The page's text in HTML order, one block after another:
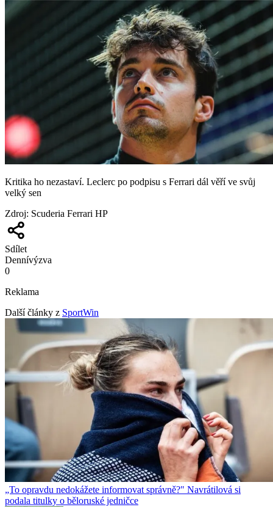
Kritika ho nezastaví. Leclerc po podpisu s Ferrari dál věří ve svůj
velký sen
Zdroj: Scuderia Ferrari HP
Sdílet
Dennívýzva
0
Reklama
Další články z SportWin
„To opravdu nedokážete informovat správně?" Navrátilová si
podala titulky o běloruské jedničce